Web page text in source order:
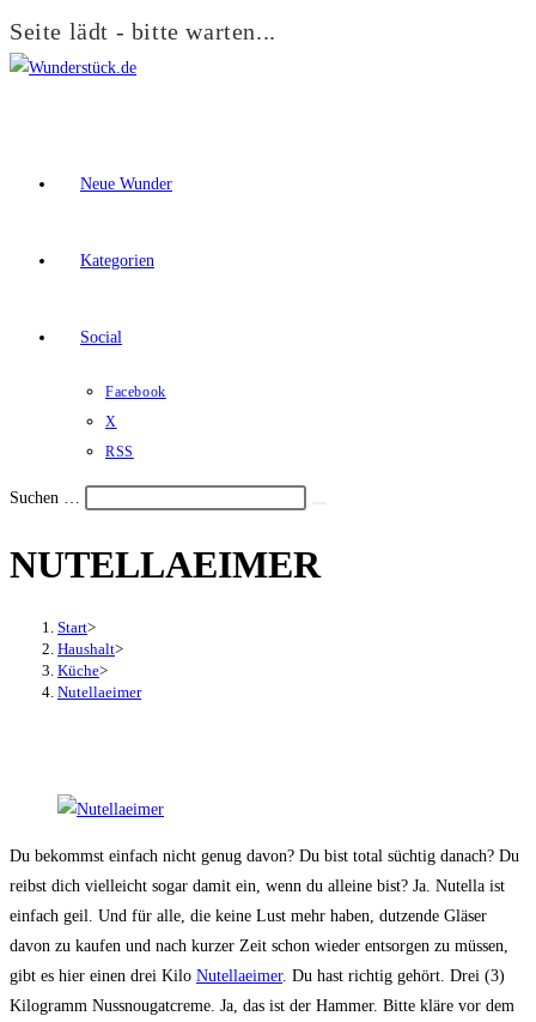
Seite lädt - bitte warten...
Zum
Neue Wunder
Kategorien
Social
Facebook
X
RSS
Suchen …
den
einzuklappen
NUTELLAEIMER
Start>
Haushalt>
Küche>
Nutellaeimer
Du bekommst einfach nicht genug davon? Du bist total süchtig danach? Du
reibst dich vielleicht sogar damit ein, wenn du alleine bist? Ja. Nutella ist
einfach geil. Und für alle, die keine Lust mehr haben, dutzende Gläser
davon zu kaufen und nach kurzer Zeit schon wieder entsorgen zu müssen,
gibt es hier einen drei Kilo Nutellaeimer. Du hast richtig gehört. Drei (3)
Kilogramm Nussnougatcreme. Ja, das ist der Hammer. Bitte kläre vor dem